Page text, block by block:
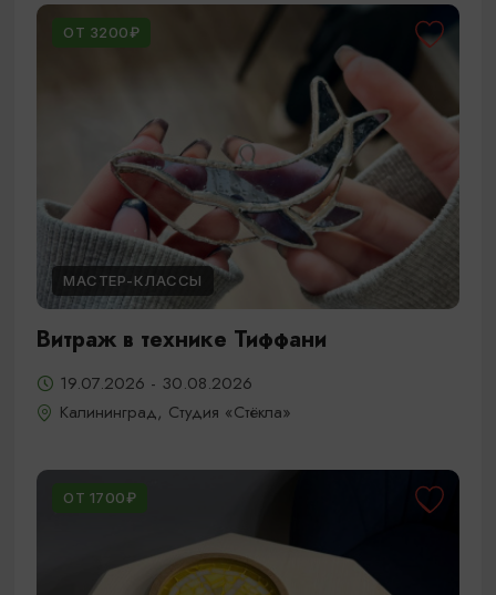
ОТ 3200₽
МАСТЕР-КЛАССЫ
Витраж в технике Тиффани
19.07.2026 - 30.08.2026
Калининград, Студия «Стёкла»
ОТ 1700₽